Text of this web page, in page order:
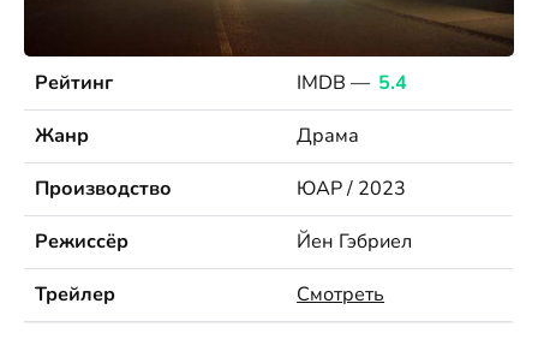
Рейтинг IMDB — 5.4
Жанр
Драма
Производство
ЮАР / 2023
Режиссёр
Йен Гэбриел
Трейлер
Смотреть